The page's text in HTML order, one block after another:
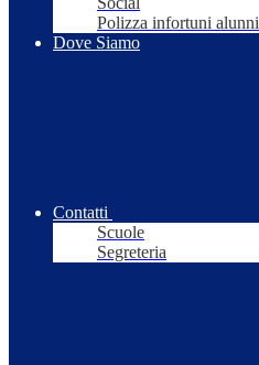
Polizza infortuni alunni
Dove Siamo
Contatti
Scuole
Segreteria